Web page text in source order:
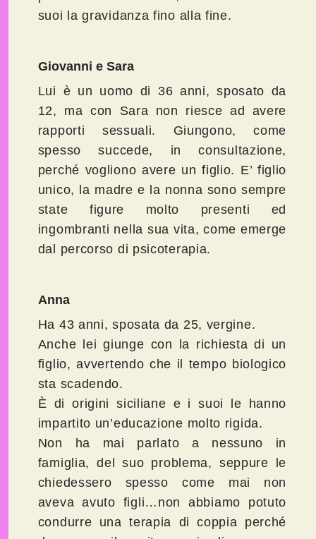
suoi la gravidanza fino alla fine.
Giovanni e Sara
Lui è un uomo di 36 anni, sposato da
12, ma con Sara non riesce ad avere
rapporti sessuali. Giungono, come
spesso succede, in consultazione,
perché vogliono avere un figlio. E’ figlio
unico, la madre e la nonna sono sempre
state figure molto presenti ed
ingombranti nella sua vita, come emerge
dal percorso di psicoterapia.
Anna
Ha 43 anni, sposata da 25, vergine.
Anche lei giunge con la richiesta di un
figlio, avvertendo che il tempo biologico
sta scadendo.
È di origini siciliane e i suoi le hanno
impartito un’educazione molto rigida.
Non ha mai parlato a nessuno in
famiglia, del suo problema, seppure le
chiedessero spesso come mai non
aveva avuto figli…non abbiamo potuto
condurre una terapia di coppia perché